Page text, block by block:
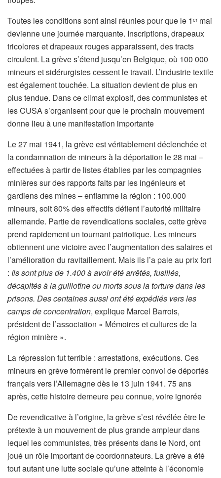
Toutes les conditions sont ainsi réunies pour que le 1 ermai
devienne une journée marquante. Inscriptions, drapeaux
tricolores et drapeaux rouges apparaissent, des tracts
circulent. La grève s’étend jusqu’en Belgique, où 100 000
mineurs et sidérurgistes cessent le travail. L’industrie textile
est également touchée. La situation devient de plus en
plus tendue. Dans ce climat explosif, des communistes et
les CUSA s’organisent pour que le prochain mouvement
donne lieu à une manifestation importante
Le 27 mai 1941, la grève est véritablement déclenchée et
la condamnation de mineurs à la déportation le 28 mai –
effectuées à partir de listes établies par les compagnies
minières sur des rapports faits par les ingénieurs et
gardiens des mines – enflamme la région : 100.000
mineurs, soit 80% des effectifs défient l’autorité militaire
allemande. Partie de revendications sociales, cette grève
prend rapidement un tournant patriotique. Les mineurs
obtiennent une victoire avec l’augmentation des salaires et
l’amélioration du ravitaillement. Mais ils l’a paie au prix fort
: Ils sont plus de 1.400 à avoir été arrêtés, fusillés,
décapités à la guillotine ou morts sous la torture dans les
prisons. Des centaines aussi ont été expédiés vers les
camps de concentration, explique Marcel Barrois,
président de l’association « Mémoires et cultures de la
région minière ».
La répression fut terrible : arrestations, exécutions. Ces
mineurs en grève formèrent le premier convoi de déportés
français vers l’Allemagne dès le 13 juin 1941. 75 ans
après, cette histoire demeure peu connue, voire ignorée
De revendicative à l’origine, la grève s’est révélée être le
prétexte à un mouvement de plus grande ampleur dans
lequel les communistes, très présents dans le Nord, ont
joué un rôle important de coordonnateurs. La grève a été
tout autant une lutte sociale qu’une atteinte à l’économie